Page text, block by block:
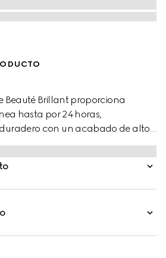
Beauté Brillant proporciona
hasta por 24 horas,
con un acabado de alto
nutritivos, su textura
natural, mientras que deja los
más lleno y voluminoso.